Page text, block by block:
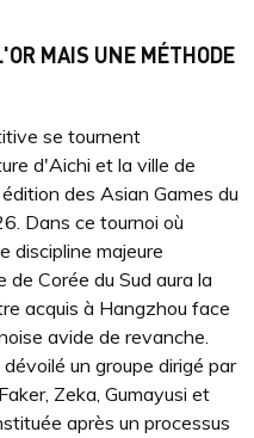
MAIS UNE MÉTHODE
se tournent
d'Aichi et la ville de
des Asian Games du
Dans ce tournoi où
discipline majeure
Corée du Sud aura la
acquis à Hangzhou face
avide de revanche.
un groupe dirigé par
Zeka, Gumayusi et
après un processus